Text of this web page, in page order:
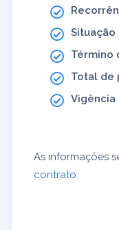
Término
Total de
As informações
contrato